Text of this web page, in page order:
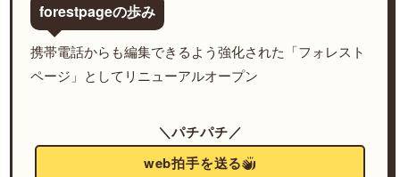
forestpageの歩み
携帯電話からも編集できるよう強化された「フォレスト
ページ」としてリニューアルオープン
＼パチパチ／
web拍手を送る